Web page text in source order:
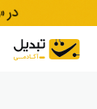
Skip to content